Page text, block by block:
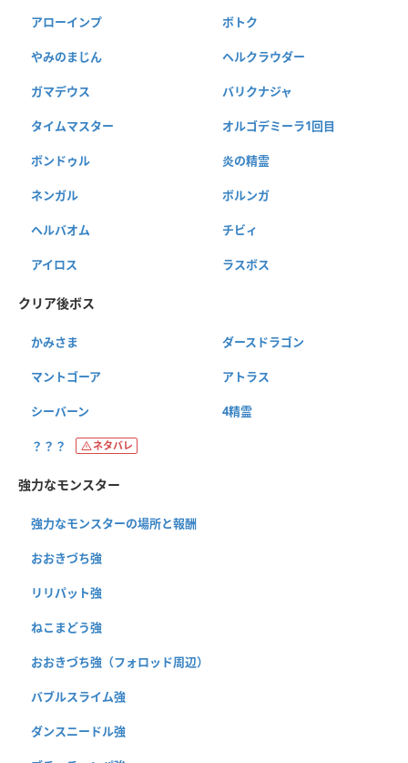
アローインプ ボトク
やみのまじん ヘルクラウダー
ガマデウス バリクナジャ
タイムマスター オルゴデミーラ1回目
ボンドゥル 炎の精霊
ネンガル ボルンガ
ヘルバオム チビィ
アイロス ラスボス
クリア後ボス
かみさま ダースドラゴン
マントゴーア アトラス
シーバーン 4精霊
？？？ ネタバレ
強力なモンスター
強力なモンスターの場所と報酬
おおきづち強
リリパット強
ねこまどう強
おおきづち強（フォロッド周辺）
バブルスライム強
ダンスニードル強